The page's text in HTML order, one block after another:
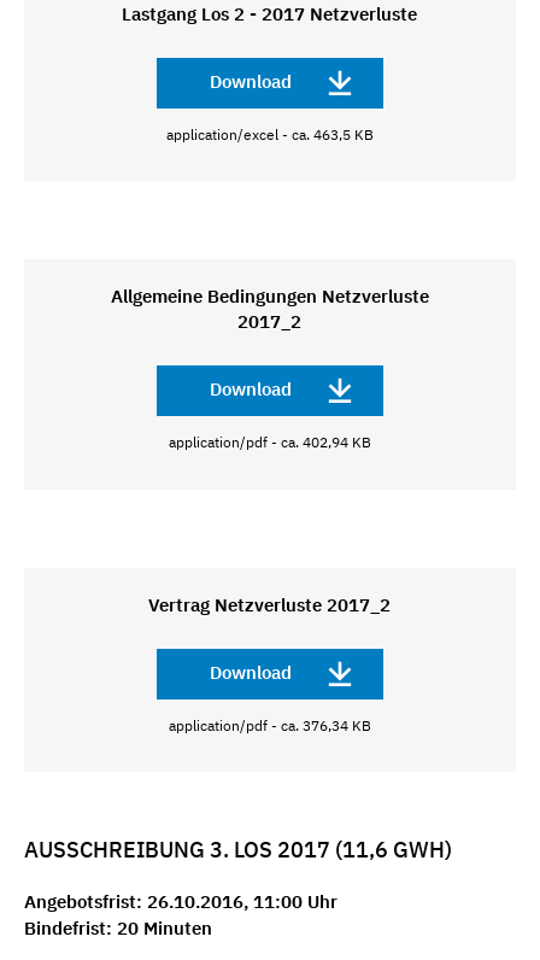
Lastgang Los 2 - 2017 Netzverluste
Download
application/excel - ca. 463,5 KB
Allgemeine Bedingungen Netzverluste
2017_2
Download
application/pdf - ca. 402,94 KB
Vertrag Netzverluste 2017_2
Download
application/pdf - ca. 376,34 KB
AUSSCHREIBUNG 3. LOS 2017 (11,6 GWH)
Angebotsfrist: 26.10.2016, 11:00 Uhr
Bindefrist: 20 Minuten